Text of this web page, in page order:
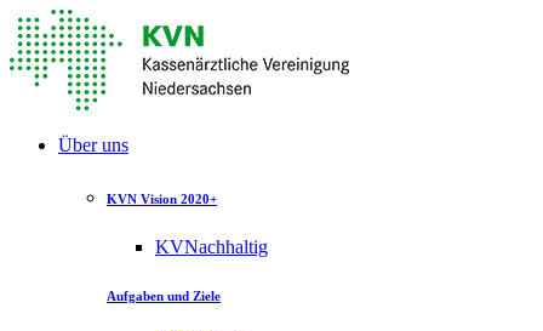
Über uns
KVN Vision 2020+
KVNachhaltig
Aufgaben und Ziele